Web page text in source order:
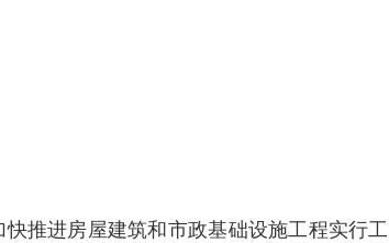
推进房屋建筑和市政基础设施工程实行